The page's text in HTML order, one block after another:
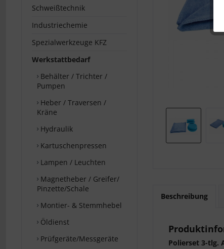
Schweißtechnik
Industriechemie
Spezialwerkzeuge KFZ
Werkstattbedarf
Behälter / Trichter /
Pumpen
Heber / Traversen /
Kräne
Hydraulik
Kartuschenpressen
Lampen / Leuchten
Magnetheber / Greifer/
Pinzette/Schale
Montier- & Stemmhebel
Öldienst
Prüfgeräte/Messgeräte
Beschreibung
Polierset 3-tlg.